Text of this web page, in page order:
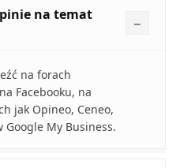
na temat
na forach
Facebooku, na
jak Opineo, Ceneo,
Google My Business.